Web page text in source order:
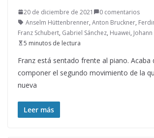
20 de diciembre de 2021
0 comentarios
Anselm Hüttenbrenner, Anton Bruckner,
Franz Schubert, Gabriel Sánchez, Huawei,
5 minutos de lectura
Franz está sentado frente al piano. Acaba
componer el segundo movimiento de la
nueva
Leer más